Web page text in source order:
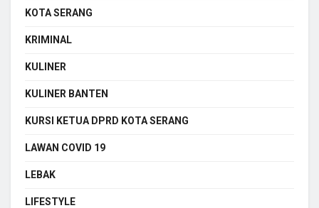
KOTA SERANG
KRIMINAL
KULINER
KULINER BANTEN
KURSI KETUA DPRD KOTA SERANG
LAWAN COVID 19
LEBAK
LIFESTYLE